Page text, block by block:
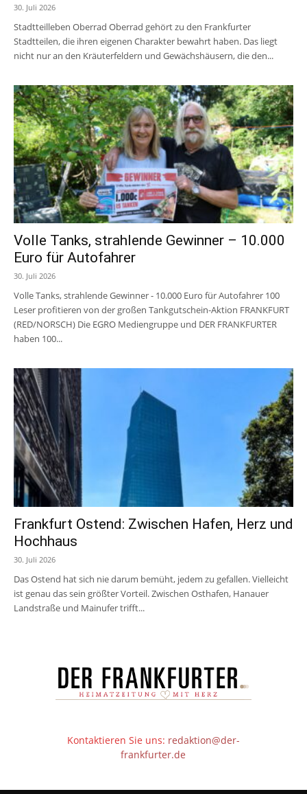
30. Juli 2026
Stadtteilleben Oberrad Oberrad gehört zu den Frankfurter
Stadtteilen, die ihren eigenen Charakter bewahrt haben. Das liegt
nicht nur an den Kräuterfeldern und Gewächshäusern, die den...
Volle Tanks, strahlende Gewinner – 10.000
Euro für Autofahrer
30. Juli 2026
Volle Tanks, strahlende Gewinner - 10.000 Euro für Autofahrer 100
Leser profitieren von der großen Tankgutschein-Aktion FRANKFURT
(RED/NORSCH) Die EGRO Mediengruppe und DER FRANKFURTER
haben 100...
Frankfurt Ostend: Zwischen Hafen, Herz und
Hochhaus
30. Juli 2026
Das Ostend hat sich nie darum bemüht, jedem zu gefallen. Vielleicht
ist genau das sein größter Vorteil. Zwischen Osthafen, Hanauer
Landstraße und Mainufer trifft...
Kontaktieren Sie uns: redaktion@der-
frankfurter.de